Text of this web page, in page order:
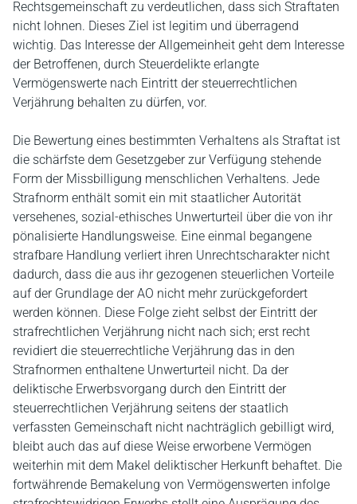
Rechtsgemeinschaft zu verdeutlichen, dass sich Straftaten
nicht lohnen. Dieses Ziel ist legitim und überragend
wichtig. Das Interesse der Allgemeinheit geht dem Interesse
der Betroffenen, durch Steuerdelikte erlangte
Vermögenswerte nach Eintritt der steuerrechtlichen
Verjährung behalten zu dürfen, vor.
Die Bewertung eines bestimmten Verhaltens als Straftat ist
die schärfste dem Gesetzgeber zur Verfügung stehende
Form der Missbilligung menschlichen Verhaltens. Jede
Strafnorm enthält somit ein mit staatlicher Autorität
versehenes, sozial-ethisches Unwerturteil über die von ihr
pönalisierte Handlungsweise. Eine einmal begangene
strafbare Handlung verliert ihren Unrechtscharakter nicht
dadurch, dass die aus ihr gezogenen steuerlichen Vorteile
auf der Grundlage der AO nicht mehr zurückgefordert
werden können. Diese Folge zieht selbst der Eintritt der
strafrechtlichen Verjährung nicht nach sich; erst recht
revidiert die steuerrechtliche Verjährung das in den
Strafnormen enthaltene Unwerturteil nicht. Da der
deliktische Erwerbsvorgang durch den Eintritt der
steuerrechtlichen Verjährung seitens der staatlich
verfassten Gemeinschaft nicht nachträglich gebilligt wird,
bleibt auch das auf diese Weise erworbene Vermögen
weiterhin mit dem Makel deliktischer Herkunft behaftet. Die
fortwährende Bemakelung von Vermögenswerten infolge